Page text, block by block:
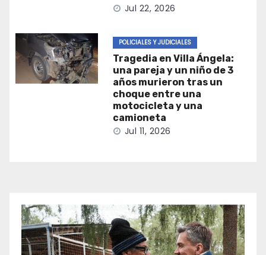
Jul 22, 2026
POLICIALES Y JUDICIALES
Tragedia en Villa Ángela:
una pareja y un niño de 3
años murieron tras un
choque entre una
motocicleta y una
camioneta
Jul 11, 2026